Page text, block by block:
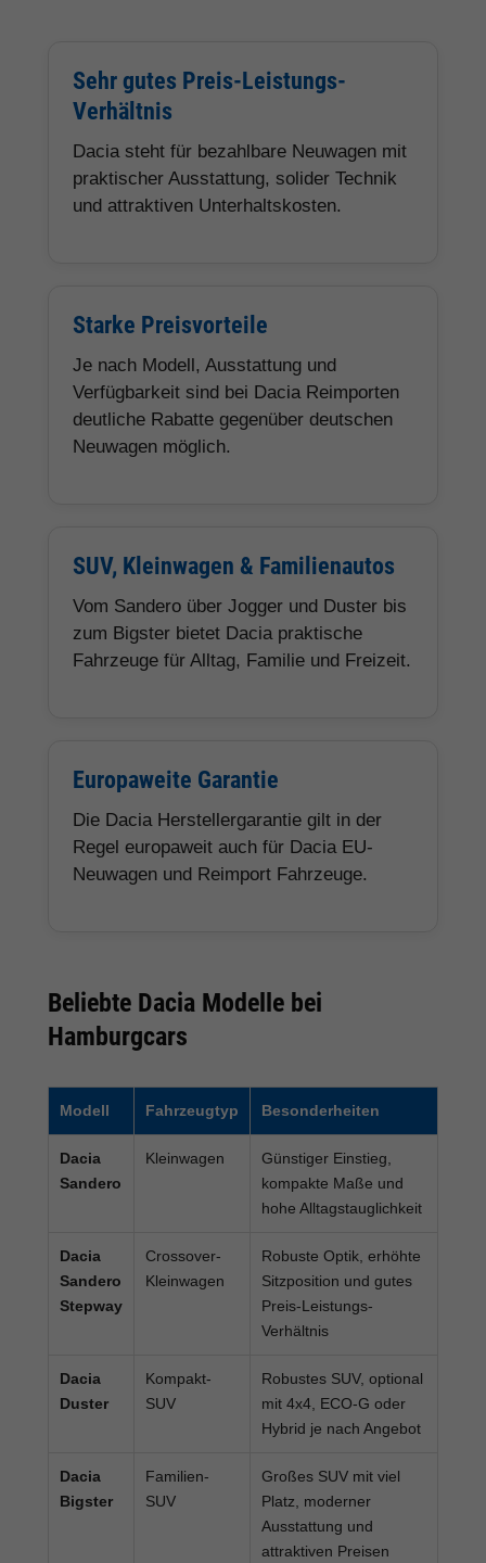
Sehr gutes Preis-Leistungs-
Verhältnis
Dacia steht für bezahlbare Neuwagen mit
praktischer Ausstattung, solider Technik
und attraktiven Unterhaltskosten.
Starke Preisvorteile
Je nach Modell, Ausstattung und
Verfügbarkeit sind bei Dacia Reimporten
deutliche Rabatte gegenüber deutschen
Neuwagen möglich.
SUV, Kleinwagen & Familienautos
Vom Sandero über Jogger und Duster bis
zum Bigster bietet Dacia praktische
Fahrzeuge für Alltag, Familie und Freizeit.
Europaweite Garantie
Die Dacia Herstellergarantie gilt in der
Regel europaweit auch für Dacia EU-
Neuwagen und Reimport Fahrzeuge.
Beliebte Dacia Modelle bei
Hamburgcars
Modell Fahrzeugtyp Besonderheiten
Dacia
Sandero
Kleinwagen
Günstiger Einstieg,
kompakte Maße und
hohe Alltagstauglichkeit
Dacia
Sandero
Stepway
Crossover-
Kleinwagen
Robuste Optik, erhöhte
Sitzposition und gutes
Preis-Leistungs-
Verhältnis
Dacia
Duster
Kompakt-
SUV
Robustes SUV, optional
mit 4x4, ECO-G oder
Hybrid je nach Angebot
Dacia
Bigster
Familien-
SUV
Großes SUV mit viel
Platz, moderner
Ausstattung und
attraktiven Preisen